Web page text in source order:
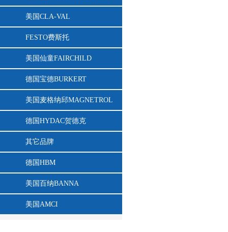
美国CLA-VAL
FESTO费斯托
美国仙童FAIRCHILD
德国宝德BURKERT
美国麦格纳邱MAGNETROL
德国HYDAC贺德克
其它品牌
德国HBM
美国百纳BANNA
美国AMCI